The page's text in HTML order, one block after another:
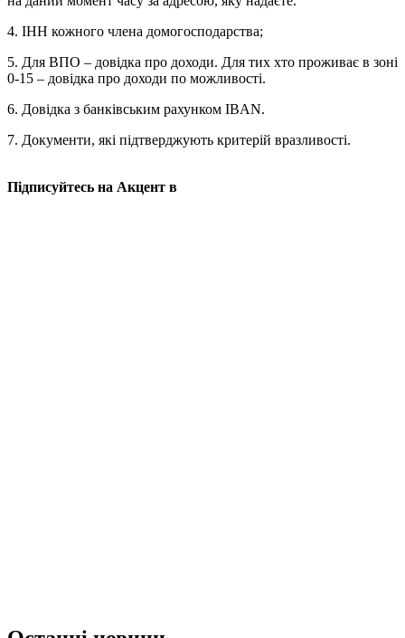
4. ІНН кожного члена домогосподарства;
5. Для ВПО – довідка про доходи. Для тих хто проживає в зоні
0-15 – довідка про доходи по можливості.
6. Довідка з банківським рахунком ІBAN.
7. Документи, які підтверджують критерій вразливості.
Підписуйтесь на Акцент в